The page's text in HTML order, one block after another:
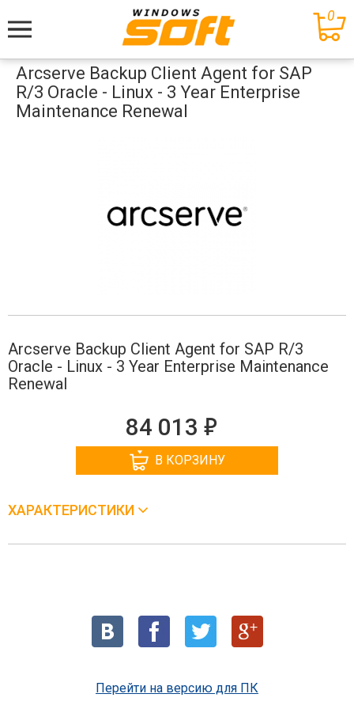
Меню
0
Arcserve Backup Client Agent for SAP
R/3 Oracle - Linux - 3 Year Enterprise
Maintenance Renewal
Arcserve Backup Client Agent for SAP R/3
Oracle - Linux - 3 Year Enterprise Maintenance
Renewal
84 013 е
В КОРЗИНУ
ХАРАКТЕРИСТИКИ
Перейти на версию для ПК